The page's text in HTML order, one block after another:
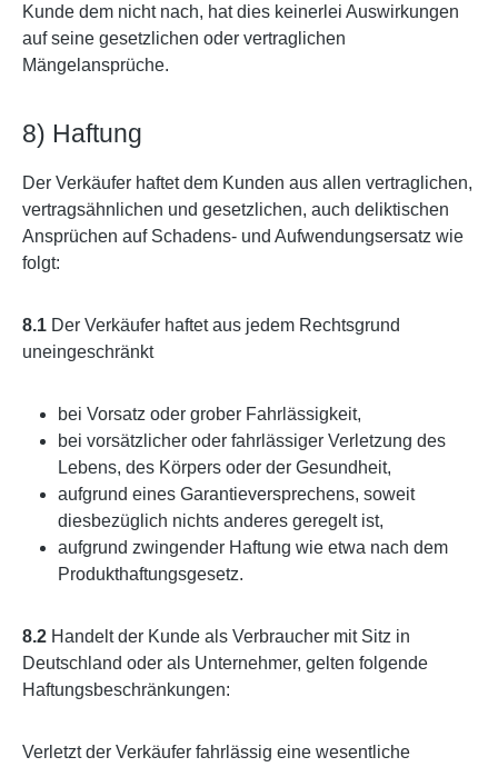
Kunde dem nicht nach, hat dies keinerlei Auswirkungen
auf seine gesetzlichen oder vertraglichen
Mängelansprüche.
8) Haftung
Der Verkäufer haftet dem Kunden aus allen vertraglichen,
vertragsähnlichen und gesetzlichen, auch deliktischen
Ansprüchen auf Schadens- und Aufwendungsersatz wie
folgt:
8.1 Der Verkäufer haftet aus jedem Rechtsgrund
uneingeschränkt
bei Vorsatz oder grober Fahrlässigkeit,
bei vorsätzlicher oder fahrlässiger Verletzung des
Lebens, des Körpers oder der Gesundheit,
aufgrund eines Garantieversprechens, soweit
diesbezüglich nichts anderes geregelt ist,
aufgrund zwingender Haftung wie etwa nach dem
Produkthaftungsgesetz.
8.2 Handelt der Kunde als Verbraucher mit Sitz in
Deutschland oder als Unternehmer, gelten folgende
Haftungsbeschränkungen:
Verletzt der Verkäufer fahrlässig eine wesentliche